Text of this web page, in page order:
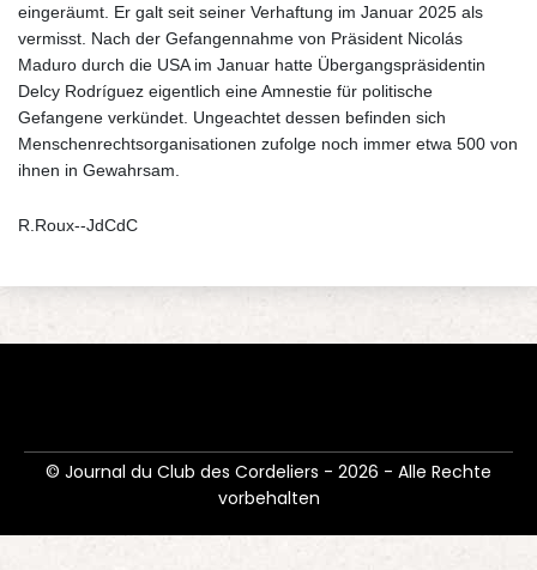
eingeräumt. Er galt seit seiner Verhaftung im Januar 2025 als
vermisst. Nach der Gefangennahme von Präsident Nicolás
Maduro durch die USA im Januar hatte Übergangspräsidentin
Delcy Rodríguez eigentlich eine Amnestie für politische
Gefangene verkündet. Ungeachtet dessen befinden sich
Menschenrechtsorganisationen zufolge noch immer etwa 500 von
ihnen in Gewahrsam.
R.Roux--JdCdC
© Journal du Club des Cordeliers - 2026 - Alle Rechte
vorbehalten